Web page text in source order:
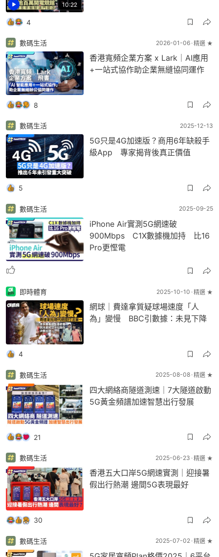
10:22
4
數碼生活 2026-01-06 精選 ★
香港寬頻企業方案 x Lark｜AI應用
+一站式協作助企業無縫協同運作
8
數碼生活 2025-12-13
5G只是4G加速版？商用6年缺殺手
級App 專家揭背後真正價值
5
數碼生活 2025-09-25
iPhone Air實測5G網速破
900Mbps C1X數據機加持 比16
Pro更慳電
即時體育 2025-10-10 精選 ★
網球｜費達拿質疑球場速度「人
為」變慢 BBC引數據：未見下降
4
數碼生活 2025-08-08 精選 ★
四大網絡商隧道測速｜7大隧道啟動
5G黃金頻譜加速智慧出行發展
21
數碼生活 2025-06-23 精選 ★
香港五大口岸5G網速實測｜迎接暑
假出行熱潮 邊間5G表現最好
30
數碼生活 2025-07-02 精選 ★